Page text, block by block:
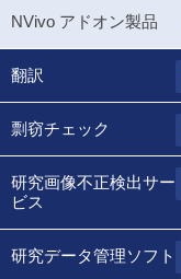
NVivo アドオン製品
翻訳
剽窃チェック
研究画像不正検出サー
ビス
研究データ管理ソフト